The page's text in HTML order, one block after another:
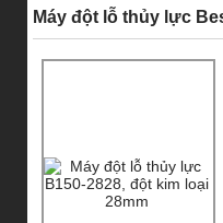
Máy đột lỗ thủy lực